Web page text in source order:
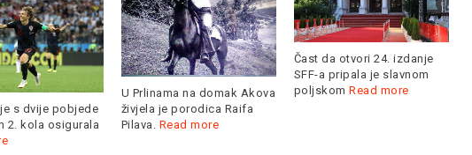
s dvije pobjede
2. kola osigurala
U Prlinama na domak Akova
živjela je porodica Raifa
Pilava. Read more
Čast da otvori 24. izdanje
SFF-a pripala je slavnom
poljskom Read more